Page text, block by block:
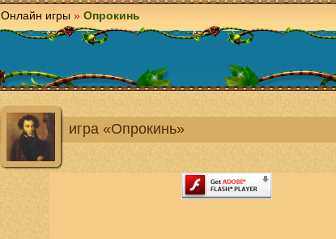
Онлайн игры » Опрокинь
игра «Опрокинь»